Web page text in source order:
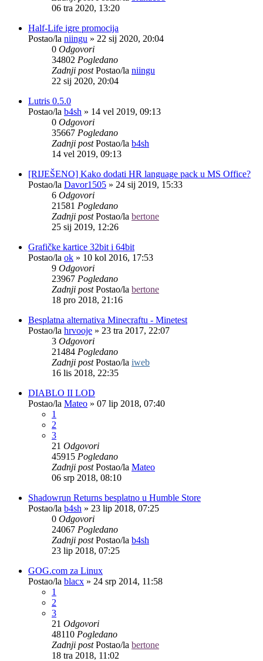
06 tra 2020, 13:20
Half-Life igre promocija
Postao/la niingu » 22 sij 2020, 20:04
0 Odgovori
34802 Pogledano
Zadnji postPostao/la niingu
22 sij 2020, 20:04
Lutris 0.5.0
Postao/la b4sh » 14 vel 2019, 09:13
0 Odgovori
35667 Pogledano
Zadnji postPostao/la b4sh
14 vel 2019, 09:13
[RIJEŠENO] Kako dodati HR language pack u MS Office?
Postao/la Davor1505 » 24 sij 2019, 15:33
6 Odgovori
21581 Pogledano
Zadnji postPostao/la bertone
25 sij 2019, 12:26
Grafičke kartice 32bit i 64bit
Postao/la ok » 10 kol 2016, 17:53
9 Odgovori
23967 Pogledano
Zadnji postPostao/la bertone
18 pro 2018, 21:16
Besplatna alternativa Minecraftu - Minetest
Postao/la hrvooje » 23 tra 2017, 22:07
3 Odgovori
21484 Pogledano
Zadnji postPostao/la iweb
16 lis 2018, 22:35
DIABLO II LOD
Postao/la Mateo » 07 lip 2018, 07:40
1
2
3
21 Odgovori
45915 Pogledano
Zadnji postPostao/la Mateo
06 srp 2018, 08:10
Shadowrun Returns besplatno u Humble Store
Postao/la b4sh » 23 lip 2018, 07:25
0 Odgovori
24067 Pogledano
Zadnji postPostao/la b4sh
23 lip 2018, 07:25
GOG.com za Linux
Postao/la blacx » 24 srp 2014, 11:58
1
2
3
21 Odgovori
48110 Pogledano
Zadnji postPostao/la bertone
18 tra 2018, 11:02